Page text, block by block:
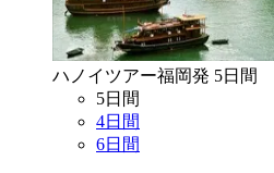
ハノイ ツアー福岡発 5日間
5日間
4日間
6日間